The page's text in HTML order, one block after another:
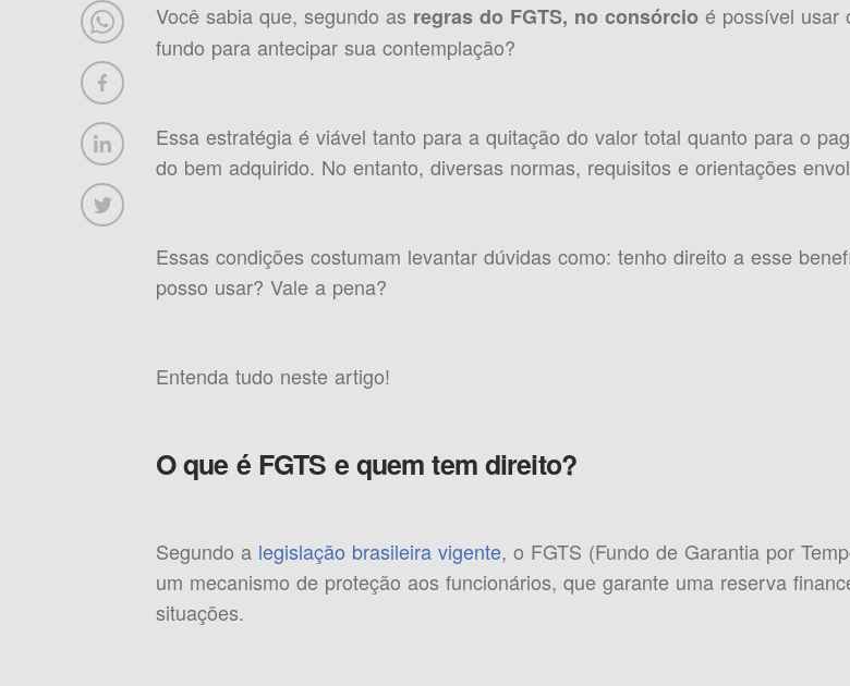
Você sabia que, segundo as regras do FGTS, no consórcio é possível usar
fundo para antecipar sua contemplação?
Essa estratégia é viável tanto para a quitação do valor total quanto para o
do bem adquirido. No entanto, diversas normas, requisitos e orientações
Essas condições costumam levantar dúvidas como: tenho direito a esse
posso usar? Vale a pena?
Entenda tudo neste artigo!
O que é FGTS e quem tem direito?
Segundo a legislação brasileira vigente, o FGTS (Fundo de Garantia por
um mecanismo de proteção aos funcionários, que garante uma reserva
situações.